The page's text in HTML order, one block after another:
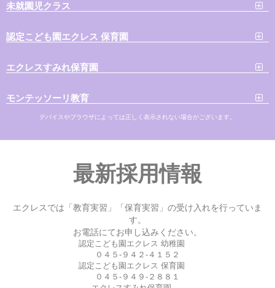
未就園児クラス
認定こども園エクレス 保育園
エクレスすみれ保育園
モンテッソーリ教育
デバイスやブラウザによっては正しく表示されない場合がございます。
最新採用情報
エクレスでは「教育実習」「保育実習」の受け入れを行っていま
す。
お電話にてお申し込みください。
認定こども園エクレス 幼稚園
０４５-９４２-４１５２
認定こども園エクレス 保育園
０４５-９４９-２８８１